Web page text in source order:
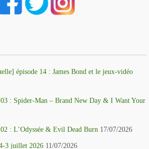
épisode 14 : James Bond et le jeux-vidéo
: Spider-Man – Brand New Day & I Want Your
: L’Odyssée & Evil Dead Burn 17/07/2026
3 juillet 2026 11/07/2026